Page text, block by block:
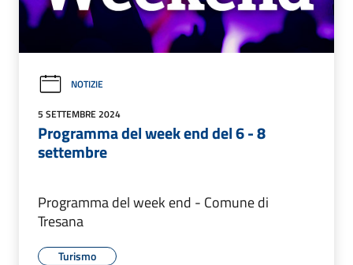
NOTIZIE
5 SETTEMBRE 2024
Programma del week end del 6 - 8
settembre
Programma del week end - Comune di
Tresana
Turismo